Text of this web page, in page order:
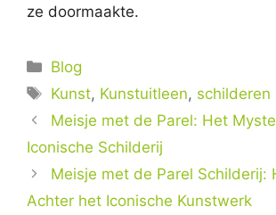
ze doormaakte.
Categorieën
Blog
Tags
Kunst, Kunstuitleen, schilderen
Meisje met de Parel: Het
Iconische Schilderij
Meisje met de Parel Schilderij:
Achter het Iconische Kunstwerk